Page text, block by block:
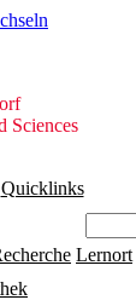
Sciences
Quicklinks
Lernort